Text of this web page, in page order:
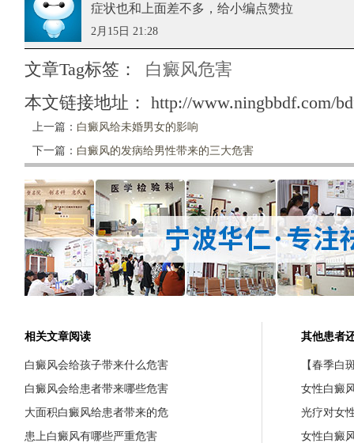
症状也和上面差不多，给小编点赞拉
2月15日 21:28
文章Tag标签：
白癜风危害
本文链接地址： http://www.ningbbdf.com/
上一篇： 白癜风给未婚男女的影响
下一篇： 白癜风的发病给男性带来的三大危害
相关文章阅读
白癜风会给孩子带来什么危害
白癜风会给患者带来哪些危害
大面积白癜风给患者带来的危
患上白癜风有哪些严重危害
其他患者
【春季白
女性白癜
光疗对女
女性白癜